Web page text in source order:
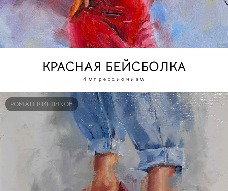
КРАСНАЯ БЕЙСБОЛКА
Импрессионизм
РОМАН КИШИКОВ